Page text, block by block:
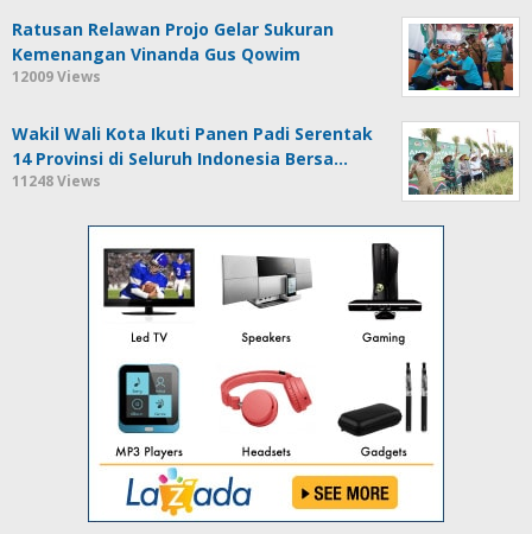
Ratusan Relawan Projo Gelar Sukuran
Kemenangan Vinanda Gus Qowim
12009 Views
Wakil Wali Kota Ikuti Panen Padi Serentak
14 Provinsi di Seluruh Indonesia Bersa…
11248 Views